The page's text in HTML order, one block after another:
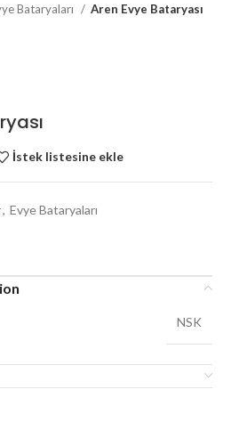
Bataryaları Aren Evye Bataryası
İstek listesine ekle
, Evye Bataryaları
NSK